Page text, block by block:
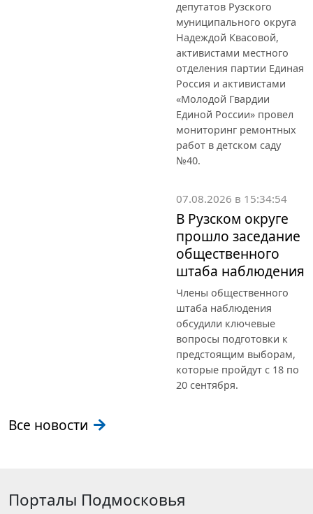
депутатов Рузского
муниципального округа
Надеждой Квасовой,
активистами местного
отделения партии Единая
Россия и активистами
«Молодой Гвардии
Единой России» провел
мониторинг ремонтных
работ в детском саду
№40.
07.08.2026 в 15:34:54
В Рузском округе
прошло заседание
общественного
штаба наблюдения
Члены общественного
штаба наблюдения
обсудили ключевые
вопросы подготовки к
предстоящим выборам,
которые пройдут с 18 по
20 сентября.
Все новости
Порталы Подмосковья